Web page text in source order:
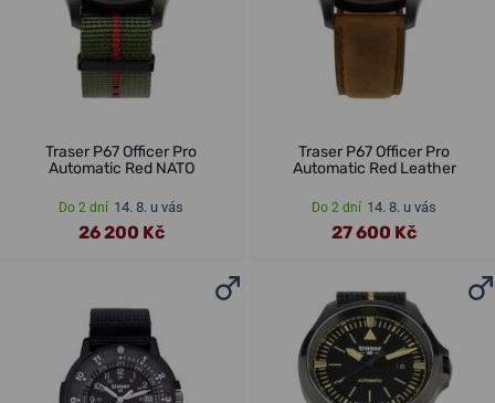
Traser P67 Officer Pro
Automatic Red NATO
Do 2 dní 14. 8. u vás
26 200 Kč
Traser P67 Officer Pro
Automatic Red Leather
Do 2 dní 14. 8. u vás
27 600 Kč